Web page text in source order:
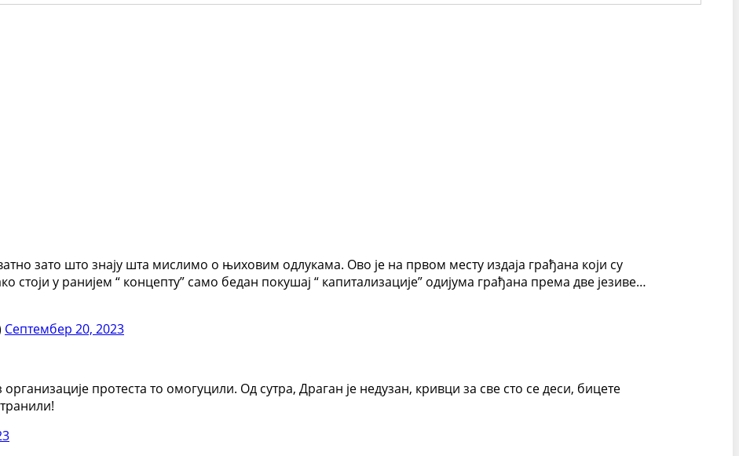
зато што знају шта мислимо о њиховим одлукама. Ово је на првом месту издаја грађана који су
стоји у ранијем “ концепту” само бедан покушај “ капитализације” одијума грађана према две језиве…
Септембер 20, 2023
протеста то омогуцили. Од сутра, Драган је недузан, кривци за све сто се деси, бицете